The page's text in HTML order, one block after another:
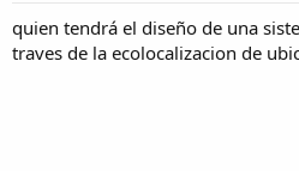
n
c
quien tendrá el diseño de una
traves de la ecolocalizacion de